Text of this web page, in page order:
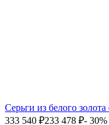
Серьги из белого
333 540 ₽233 478 ₽- 30%